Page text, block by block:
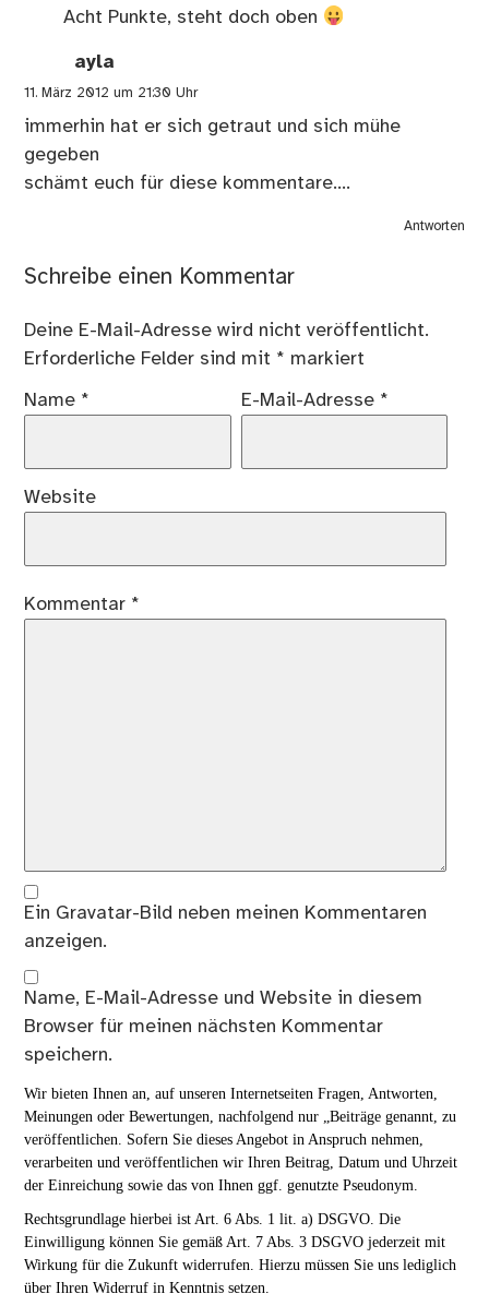
Acht Punkte, steht doch oben
ayla
11. März 2012 um 21:30 Uhr
immerhin hat er sich getraut und sich mühe
gegeben
schämt euch für diese kommentare….
Antworten
Schreibe einen Kommentar
Deine E-Mail-Adresse wird nicht veröffentlicht.
Erforderliche Felder sind mit * markiert
Name * E-Mail-Adresse *
Website
Kommentar *
Ein Gravatar-Bild neben meinen Kommentaren
anzeigen.
Name, E-Mail-Adresse und Website in diesem
Browser für meinen nächsten Kommentar
speichern.
Wir bieten Ihnen an, auf unseren Internetseiten Fragen, Antworten,
Meinungen oder Bewertungen, nachfolgend nur „Beiträge genannt, zu
veröffentlichen. Sofern Sie dieses Angebot in Anspruch nehmen,
verarbeiten und veröffentlichen wir Ihren Beitrag, Datum und Uhrzeit
der Einreichung sowie das von Ihnen ggf. genutzte Pseudonym.
Rechtsgrundlage hierbei ist Art. 6 Abs. 1 lit. a) DSGVO. Die
Einwilligung können Sie gemäß Art. 7 Abs. 3 DSGVO jederzeit mit
Wirkung für die Zukunft widerrufen. Hierzu müssen Sie uns lediglich
über Ihren Widerruf in Kenntnis setzen.